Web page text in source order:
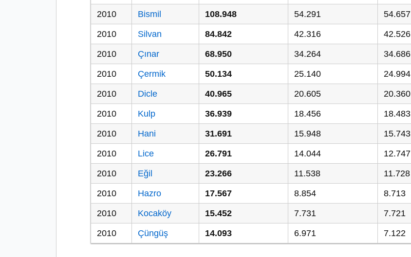
2010 Bismil 108.948 54.291 54.657
2010 Silvan 84.842 42.316 42.526
2010 Çınar 68.950 34.264 34.686
2010 Çermik 50.134 25.140 24.994
2010 Dicle 40.965 20.605 20.360
2010 Kulp 36.939 18.456 18.483
2010 Hani 31.691 15.948 15.743
2010 Lice 26.791 14.044 12.747
2010 Eğil 23.266 11.538 11.728
2010 Hazro 17.567 8.854 8.713
2010 Kocaköy 15.452 7.731 7.721
2010 Çüngüş 14.093 6.971 7.122